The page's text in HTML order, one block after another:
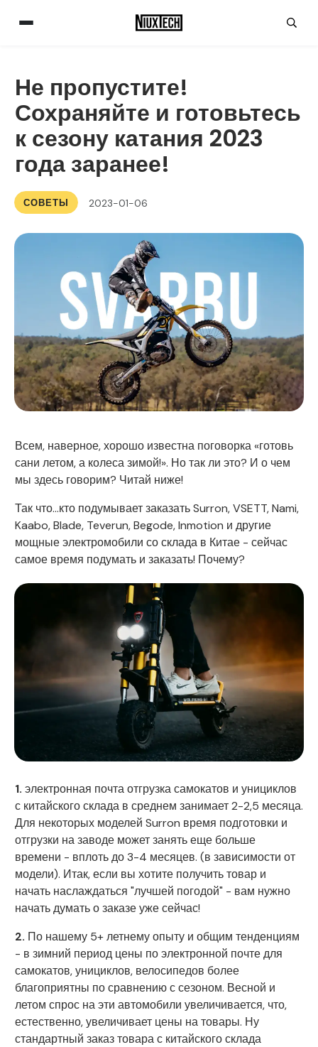
Не пропустите!
Сохраняйте и готовьтесь
к сезону катания 2023
года заранее!
СОВЕТЫ 2023-01-06
Всем, наверное, хорошо известна поговорка «готовь
сани летом, а колеса зимой!». Но так ли это? И о чем
мы здесь говорим? Читай ниже!
Так что...кто подумывает заказать Surron, VSETT, Nami,
Kaabo, Blade, Teverun, Begode, Inmotion и другие
мощные электромобили со склада в Китае - сейчас
самое время подумать и заказать! Почему?
1. электронная почта отгрузка самокатов и унициклов
с китайского склада в среднем занимает 2-2,5 месяца.
Для некоторых моделей Surron время подготовки и
отгрузки на заводе может занять еще больше
времени - вплоть до 3-4 месяцев. (в зависимости от
модели). Итак, если вы хотите получить товар и
начать наслаждаться "лучшей погодой" - вам нужно
начать думать о заказе уже сейчас!
2. По нашему 5+ летнему опыту и общим тенденциям
- в зимний период цены по электронной почте для
самокатов, унициклов, велосипедов более
благоприятны по сравнению с сезоном. Весной и
летом спрос на эти автомобили увеличивается, что,
естественно, увеличивает цены на товары. Ну
стандартный заказ товара с китайского склада